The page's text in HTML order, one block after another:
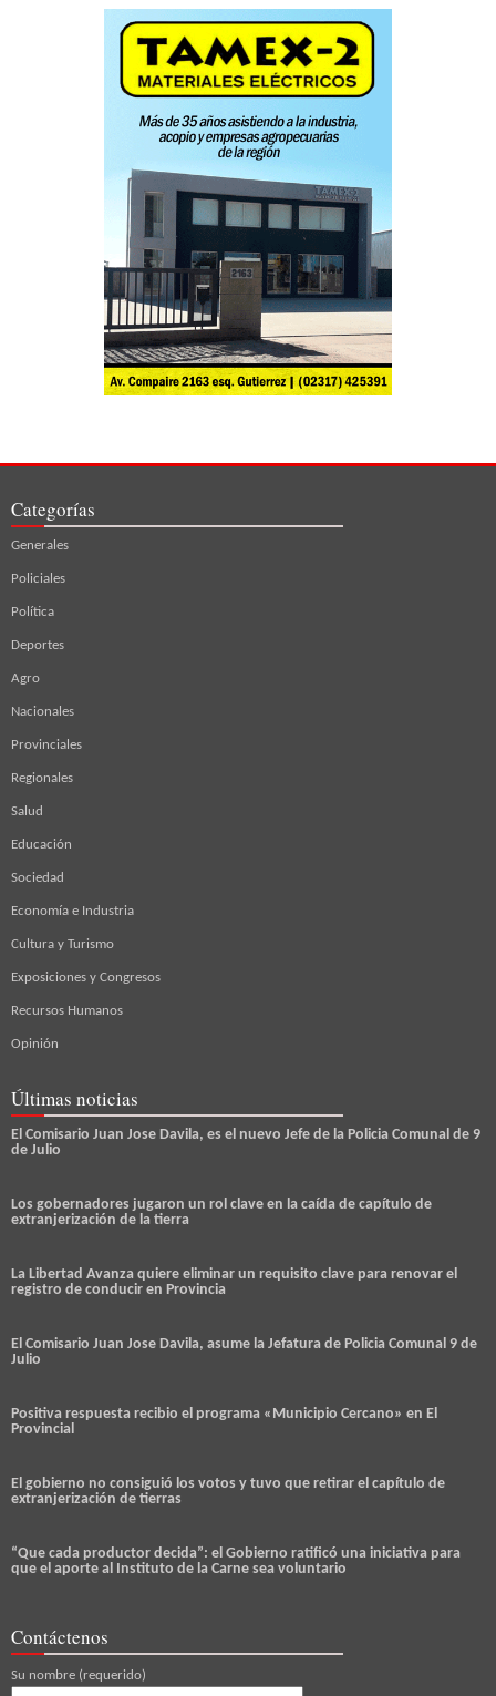
Categorías
Generales
Policiales
Política
Deportes
Agro
Nacionales
Provinciales
Regionales
Salud
Educación
Sociedad
Economía e Industria
Cultura y Turismo
Exposiciones y Congresos
Recursos Humanos
Opinión
Últimas noticias
El Comisario Juan Jose Davila, es el nuevo Jefe de la Policia Comunal de 9
de Julio
Los gobernadores jugaron un rol clave en la caída de capítulo de
extranjerización de la tierra
La Libertad Avanza quiere eliminar un requisito clave para renovar el
registro de conducir en Provincia
El Comisario Juan Jose Davila, asume la Jefatura de Policia Comunal 9 de
Julio
Positiva respuesta recibio el programa «Municipio Cercano» en El
Provincial
El gobierno no consiguió los votos y tuvo que retirar el capítulo de
extranjerización de tierras
“Que cada productor decida”: el Gobierno ratificó una iniciativa para
que el aporte al Instituto de la Carne sea voluntario
Contáctenos
Su nombre (requerido)